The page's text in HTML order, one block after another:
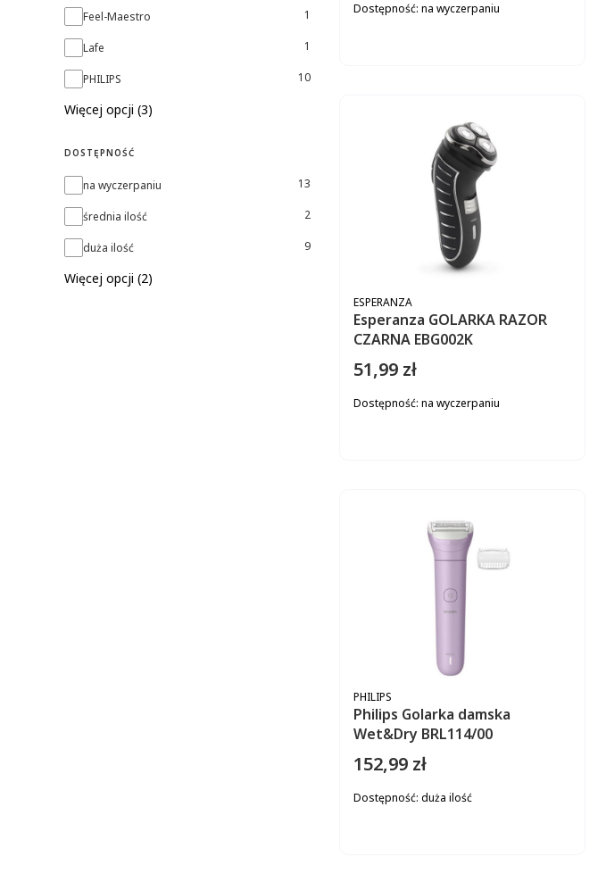
Feel-Maestro 1
Lafe 1
PHILIPS 10
Więcej opcji (3)
DOSTĘPNOŚĆ
Dostępność
na wyczerpaniu 13
średnia ilość 2
duża ilość 9
Więcej opcji (2)
Dostępność: na wyczerpaniu
Esperanza GOLARKA RAZOR
CZARNA EBG002K
PRODUCENT
ESPERANZA
Cena
51,99 zł
Dostępność: na wyczerpaniu
Philips Golarka damska
Wet&Dry BRL114/00
PRODUCENT
PHILIPS
Cena
152,99 zł
Dostępność: duża ilość